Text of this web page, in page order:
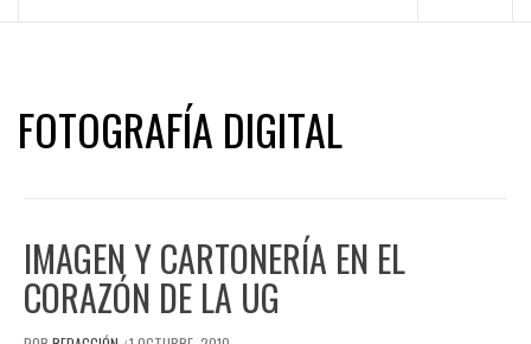
FOTOGRAFÍA DIGITAL
IMAGEN Y CARTONERÍA EN EL
CORAZÓN DE LA UG